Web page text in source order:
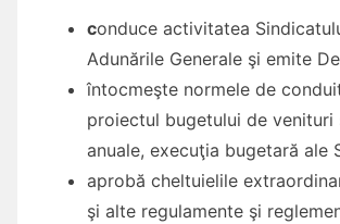
conduce activitatea
Adunările Generale şi emite
întocmeşte normele de
proiectul bugetului de venituri
anuale, execuţia bugetară ale
aprobă cheltuielile
şi alte regulamente şi